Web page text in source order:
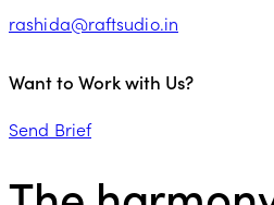
rashida@raftsudio.in
Want to Work with Us?
Send Brief